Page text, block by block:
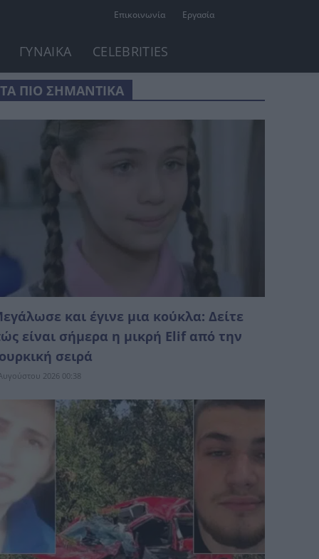
Επικοινωνία Εργασία
ΓΥΝΑΙΚΑ CELEBRITIES
ΤΑ ΠΙΟ ΣΗΜΑΝΤΙΚΑ
και έγινε μια κούκλα: Δείτε
είναι σήμερα η μικρή Elif από την
σειρά
2026 00:38